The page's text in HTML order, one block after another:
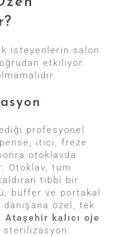
isteyenlerin salon
etkiliyor.
profesyonel
itici, freze
otoklavda
Otoklav, tüm
tıbbi bir
buffer ve portakal
özel, tek
Ataşehir kalıcı oje
sterilizasyon